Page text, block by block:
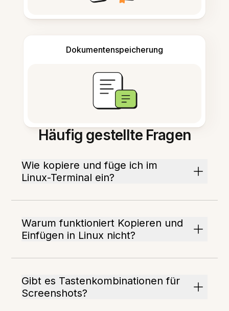
Dokumentenspeicherung
Häufig gestellte Fragen
Wie kopiere und füge ich im
Linux-Terminal ein?
Warum funktioniert Kopieren und
Einfügen in Linux nicht?
Gibt es Tastenkombinationen für
Screenshots?